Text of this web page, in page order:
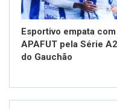
Esportivo empata
APAFUT pela Série A2
do Gauchão